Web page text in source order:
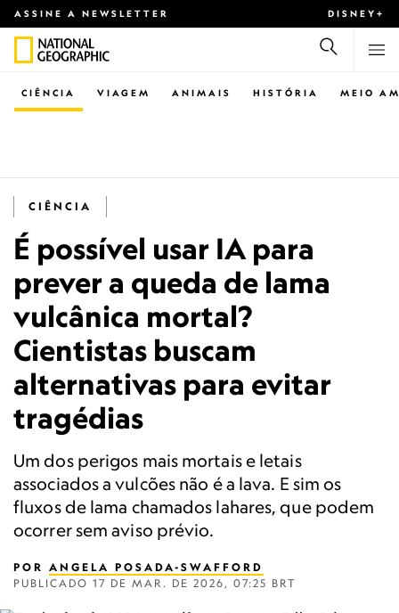
ASSINE A NEWSLETTER DISNEY+
CIÊNCIA VIAGEM ANIMAIS HISTÓRIA MEIO
CIÊNCIA
É possível usar IA para
prever a queda de lama
vulcânica mortal?
Cientistas buscam
alternativas para evitar
tragédias
Um dos perigos mais mortais e letais
associados a vulcões não é a lava. E sim os
fluxos de lama chamados lahares, que podem
ocorrer sem aviso prévio.
POR ANGELA POSADA-SWAFFORD
PUBLICADO 17 DE MAR. DE 2026, 07:25 BRT